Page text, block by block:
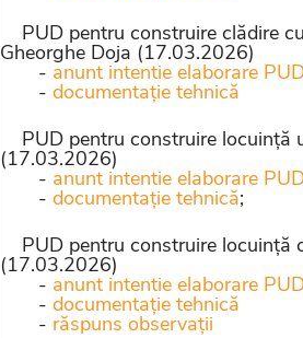
PUD pentru construire clădire
Gheorghe Doja (17.03.2026)
- anunt intentie elaborare
- documentație tehnică
PUD pentru construire locuință
(17.03.2026)
- anunt intentie elaborare
- documentație tehnică;
PUD pentru construire locuință
(17.03.2026)
- anunt intentie elaborare
- documentație tehnică
- răspuns observații